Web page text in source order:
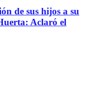
de sus hijos a su
Aclaró el